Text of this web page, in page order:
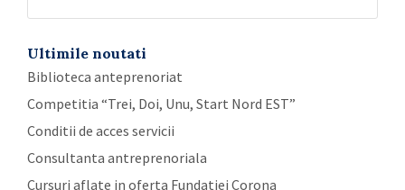
Ultimile noutati
Biblioteca anteprenoriat
Competitia “Trei, Doi, Unu, Start Nord EST”
Conditii de acces servicii
Consultanta antreprenoriala
Cursuri aflate in oferta Fundatiei Corona